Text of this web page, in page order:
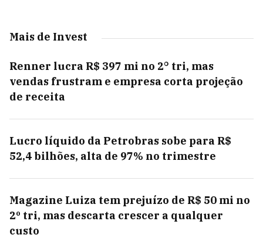
Mais de Invest
Renner lucra R$ 397 mi no 2° tri, mas
vendas frustram e empresa corta projeção
de receita
Lucro líquido da Petrobras sobe para R$
52,4 bilhões, alta de 97% no trimestre
Magazine Luiza tem prejuízo de R$ 50 mi no
2º tri, mas descarta crescer a qualquer
custo